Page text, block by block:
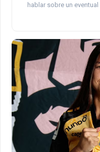
hablar sobre un eventual